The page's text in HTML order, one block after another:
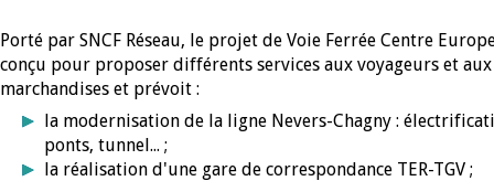
Porté par SNCF Réseau, le projet de Voie Ferrée Centre
conçu pour proposer différents services aux voyageurs et
marchandises et prévoit :
la modernisation de la ligne Nevers-Chagny :
ponts, tunnel... ;
la réalisation d'une gare de correspondance TER-TGV ;